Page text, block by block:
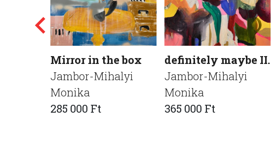
Mirror in the box
Jambor-Mihalyi
Monika
285 000 Ft
definitely maybe II.
Jambor-Mihalyi
Monika
365 000 Ft